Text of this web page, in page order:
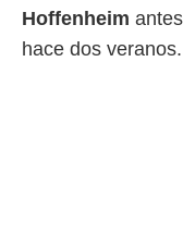
Hoffenheim
hace dos veranos.